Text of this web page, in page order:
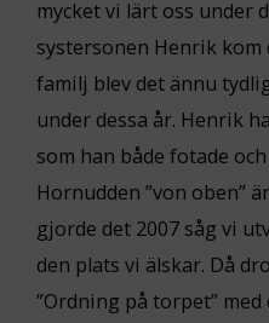
mycket vi lärt oss under
systersonen Henrik kom
familj blev det ännu
under dessa år. Henrik
som han både fotade
Hornudden ”von oben”
gjorde det 2007 såg vi
den plats vi älskar. Då
”Ordning på torpet”